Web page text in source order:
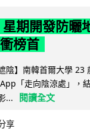
期開發防曬
榜首
陰】南韓首爾大學
「走向陰涼處」，
...
閱讀全文
享